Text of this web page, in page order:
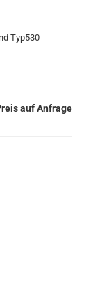
Typ530
auf Anfrage